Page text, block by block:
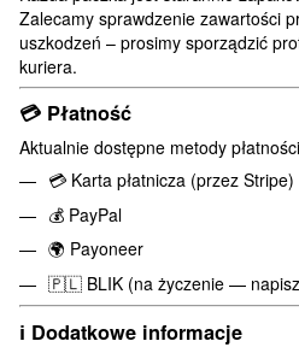
Zalecamy sprawdzenie zawartości
uszkodzeń – prosimy sporządzić
kuriera.
💳 Płatność
Aktualnie dostępne metody
💳 Karta płatnicza (przez Stripe)
💰 PayPal
🌍 Payoneer
🇵🇱 BLIK (na życzenie —
ℹ️ Dodatkowe informacje